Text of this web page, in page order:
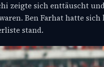
zeigte sich enttäuscht
Ben Farhat hatte
stand.